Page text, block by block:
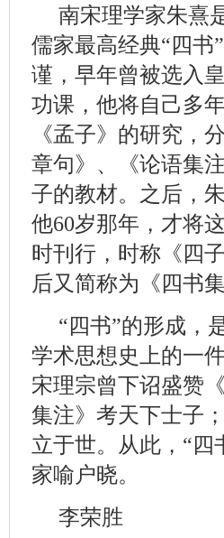
南宋理学家朱熹
儒家最高经典“四书
谨，早年曾被选入
功课，他将自己多
《孟子》的研究，
章句》、《论语集
子的教材。之后，
他60岁那年，才将
时刊行，时称《四
后又简称为《四书
“四书”的形成，
学术思想史上的一
宋理宗曾下诏盛赞
集注》考天下士子
立于世。从此，“四
家喻户晓。
李荣胜